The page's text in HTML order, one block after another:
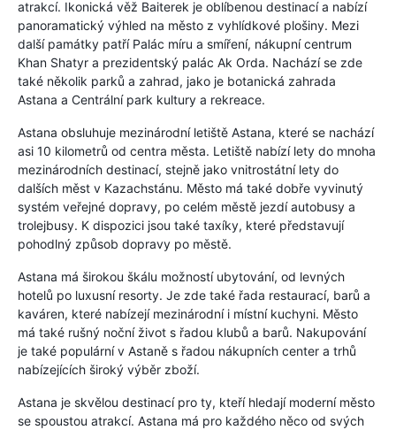
atrakcí. Ikonická věž Baiterek je oblíbenou destinací a nabízí
panoramatický výhled na město z vyhlídkové plošiny. Mezi
další památky patří Palác míru a smíření, nákupní centrum
Khan Shatyr a prezidentský palác Ak Orda. Nachází se zde
také několik parků a zahrad, jako je botanická zahrada
Astana a Centrální park kultury a rekreace.
Astana obsluhuje mezinárodní letiště Astana, které se nachází
asi 10 kilometrů od centra města. Letiště nabízí lety do mnoha
mezinárodních destinací, stejně jako vnitrostátní lety do
dalších měst v Kazachstánu. Město má také dobře vyvinutý
systém veřejné dopravy, po celém městě jezdí autobusy a
trolejbusy. K dispozici jsou také taxíky, které představují
pohodlný způsob dopravy po městě.
Astana má širokou škálu možností ubytování, od levných
hotelů po luxusní resorty. Je zde také řada restaurací, barů a
kaváren, které nabízejí mezinárodní i místní kuchyni. Město
má také rušný noční život s řadou klubů a barů. Nakupování
je také populární v Astaně s řadou nákupních center a trhů
nabízejících široký výběr zboží.
Astana je skvělou destinací pro ty, kteří hledají moderní město
se spoustou atrakcí. Astana má pro každého něco od svých